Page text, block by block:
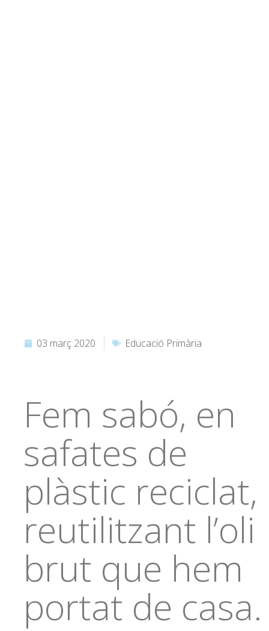
03 març 2020 Educació Primària
Fem sabó, en
safates de
plàstic reciclat,
reutilitzant l’oli
brut que hem
portat de casa.